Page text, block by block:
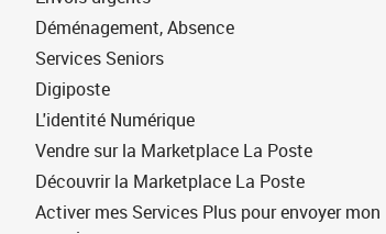
Déménagement, Absence
Services Seniors
Digiposte
L'identité Numérique
Vendre sur la Marketplace La Poste
Découvrir la Marketplace La Poste
Activer mes Services Plus pour envoyer mon